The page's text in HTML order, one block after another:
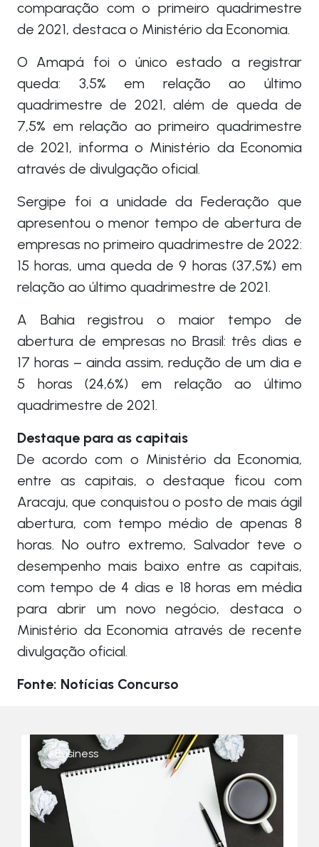
comparação com o primeiro quadrimestre
de 2021, destaca o Ministério da Economia.
O Amapá foi o único estado a registrar
queda: 3,5% em relação ao último
quadrimestre de 2021, além de queda de
7,5% em relação ao primeiro quadrimestre
de 2021, informa o Ministério da Economia
através de divulgação oficial.
Sergipe foi a unidade da Federação que
apresentou o menor tempo de abertura de
empresas no primeiro quadrimestre de 2022:
15 horas, uma queda de 9 horas (37,5%) em
relação ao último quadrimestre de 2021.
A Bahia registrou o maior tempo de
abertura de empresas no Brasil: três dias e
17 horas – ainda assim, redução de um dia e
5 horas (24,6%) em relação ao último
quadrimestre de 2021.
Destaque para as capitais
De acordo com o Ministério da Economia,
entre as capitais, o destaque ficou com
Aracaju, que conquistou o posto de mais ágil
abertura, com tempo médio de apenas 8
horas. No outro extremo, Salvador teve o
desempenho mais baixo entre as capitais,
com tempo de 4 dias e 18 horas em média
para abrir um novo negócio, destaca o
Ministério da Economia através de recente
divulgação oficial.
Fonte: Notícias Concurso
Business